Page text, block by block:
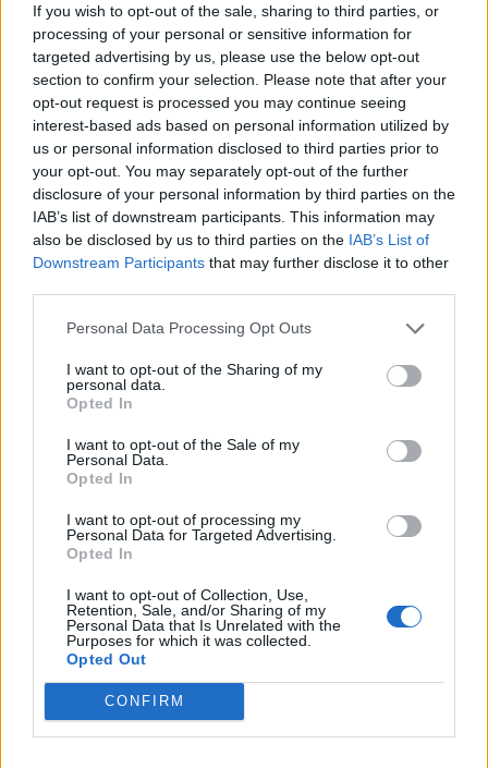
If you wish to opt-out of the sale, sharing to third parties, or
processing of your personal or sensitive information for
targeted advertising by us, please use the below opt-out
section to confirm your selection. Please note that after your
opt-out request is processed you may continue seeing
interest-based ads based on personal information utilized by
us or personal information disclosed to third parties prior to
your opt-out. You may separately opt-out of the further
disclosure of your personal information by third parties on the
IAB’s list of downstream participants. This information may
also be disclosed by us to third parties on the IAB’s List of
Downstream Participants that may further disclose it to other
Personal Data Processing Opt Outs
I want to opt-out of the Sharing of my
personal data.
Opted In
I want to opt-out of the Sale of my
Personal Data.
Opted In
I want to opt-out of processing my
Personal Data for Targeted Advertising.
Opted In
I want to opt-out of Collection, Use,
Retention, Sale, and/or Sharing of my
Personal Data that Is Unrelated with the
Purposes for which it was collected.
Opted Out
CONFIRM
Deputados do PSD saúdam Banda
Sinfónica da ARMAB pelo 1º lugar no
certame internacional de Valência
Capacita Jovem de Poiares aproxima
jovens ao mundo do trabalho
Colheita de sangue regressa ao
Hospital Sousa Martins durante o mês